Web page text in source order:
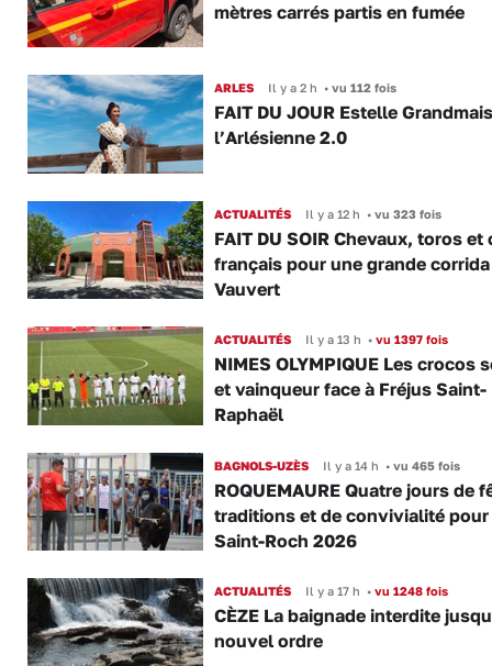
mètres carrés partis en fumée
ARLES Il y a 2 h •vu 112 fois
FAIT DU JOUR Estelle
l’Arlésienne 2.0
ACTUALITÉS Il y a 12 h •vu 323 fois
FAIT DU SOIR Chevaux, toros et
français pour une grande corrida
Vauvert
ACTUALITÉS Il y a 13 h •vu 1397 fois
NIMES OLYMPIQUE Les crocos
et vainqueur face à Fréjus Saint-
Raphaël
BAGNOLS-UZÈS Il y a 14 h •vu 465 fois
ROQUEMAURE Quatre jours de
traditions et de convivialité pour
Saint-Roch 2026
ACTUALITÉS Il y a 17 h •vu 1248 fois
CÈZE La baignade interdite
nouvel ordre